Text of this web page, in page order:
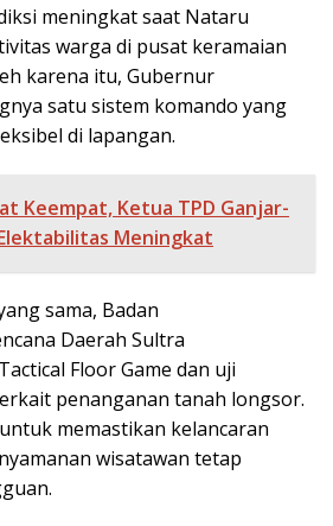
meningkat saat Nataru
warga di pusat keramaian
karena itu, Gubernur
satu sistem komando yang
di lapangan.
Keempat, Ketua TPD Ganjar-
Meningkat
sama, Badan
Daerah Sultra
Floor Game dan uji
penanganan tanah longsor.
memastikan kelancaran
wisatawan tetap